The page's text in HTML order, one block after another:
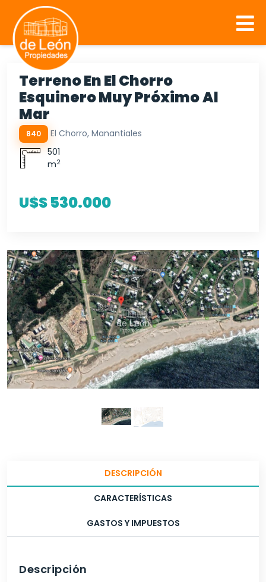
Terreno En El Chorro
Esquinero Muy Próximo Al
Mar
840
El Chorro, Manantiales
501
m2
U$S 530.000
DESCRIPCIÓN
CARACTERÍSTICAS
GASTOS Y IMPUESTOS
Descripción